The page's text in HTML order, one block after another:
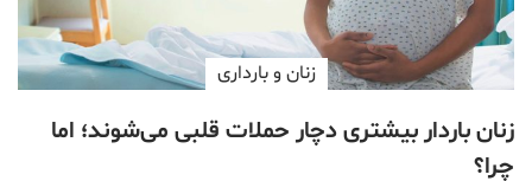
زنان و بارداری
زنان باردار بیشتری دچار حملات قلبی می‌شوند؛ اما
چرا؟